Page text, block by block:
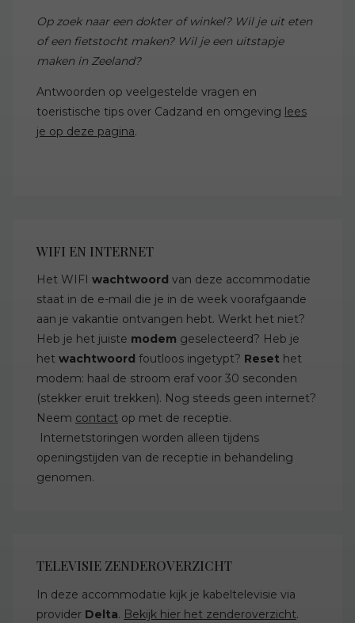
Op zoek naar een dokter of winkel? Wil je uit eten
of een fietstocht maken? Wil je een uitstapje
maken in Zeeland?
Antwoorden op veelgestelde vragen en
toeristische tips over Cadzand en omgeving lees
je op deze pagina.
WIFI EN INTERNET
Het WIFI wachtwoord van deze accommodatie
staat in de e-mail die je in de week voorafgaande
aan je vakantie ontvangen hebt. Werkt het niet?
Heb je het juiste modem geselecteerd? Heb je
het wachtwoord foutloos ingetypt? Reset het
modem: haal de stroom eraf voor 30 seconden
(stekker eruit trekken). Nog steeds geen internet?
Neem contact op met de receptie.
Internetstoringen worden alleen tijdens
openingstijden van de receptie in behandeling
genomen.
TELEVISIE ZENDEROVERZICHT
In deze accommodatie kijk je kabeltelevisie via
provider Delta. Bekijk hier het zenderoverzicht.